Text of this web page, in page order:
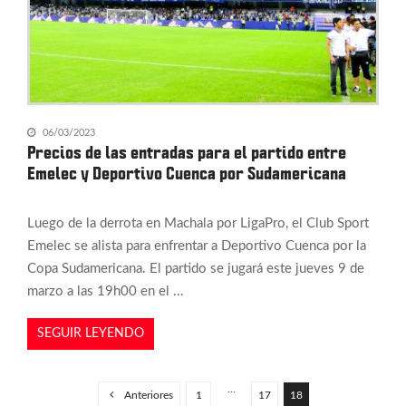
06/03/2023
Precios de las entradas para el partido entre
Emelec y Deportivo Cuenca por Sudamericana
Luego de la derrota en Machala por LigaPro, el Club Sport
Emelec se alista para enfrentar a Deportivo Cuenca por la
Copa Sudamericana. El partido se jugará este jueves 9 de
marzo a las 19h00 en el ...
SEGUIR LEYENDO
Anteriores 1 17 18